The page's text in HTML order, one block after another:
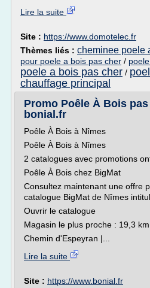
Lire la suite
Site : https://www.domotelec.fr
Thèmes liés : cheminee poele
pour poele a bois pas cher /
poele a bois pas cher /
chauffage principal
Promo Poêle À Bois
bonial.fr
Poêle À Bois à Nîmes
Poêle À Bois à Nîmes
2 catalogues avec promotions
Poêle À Bois chez BigMat
Consultez maintenant une offre
catalogue BigMat de Nîmes
Ouvrir le catalogue
Magasin le plus proche : 19,3 km
Chemin d'Espeyran |...
Lire la suite
Site : https://www.bonial.fr